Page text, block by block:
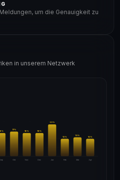
um die Genauigkeit zu
in unserem Netzwerk
Sep
%
Okt
17%
Nov
16%
Dez
16%
Jan
22%
Feb
12%
Mär
13%
Apr
12%